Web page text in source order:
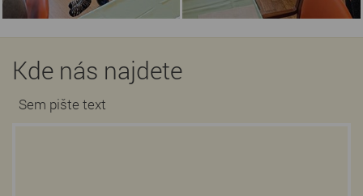
Kde nás najdete
Sem pište text